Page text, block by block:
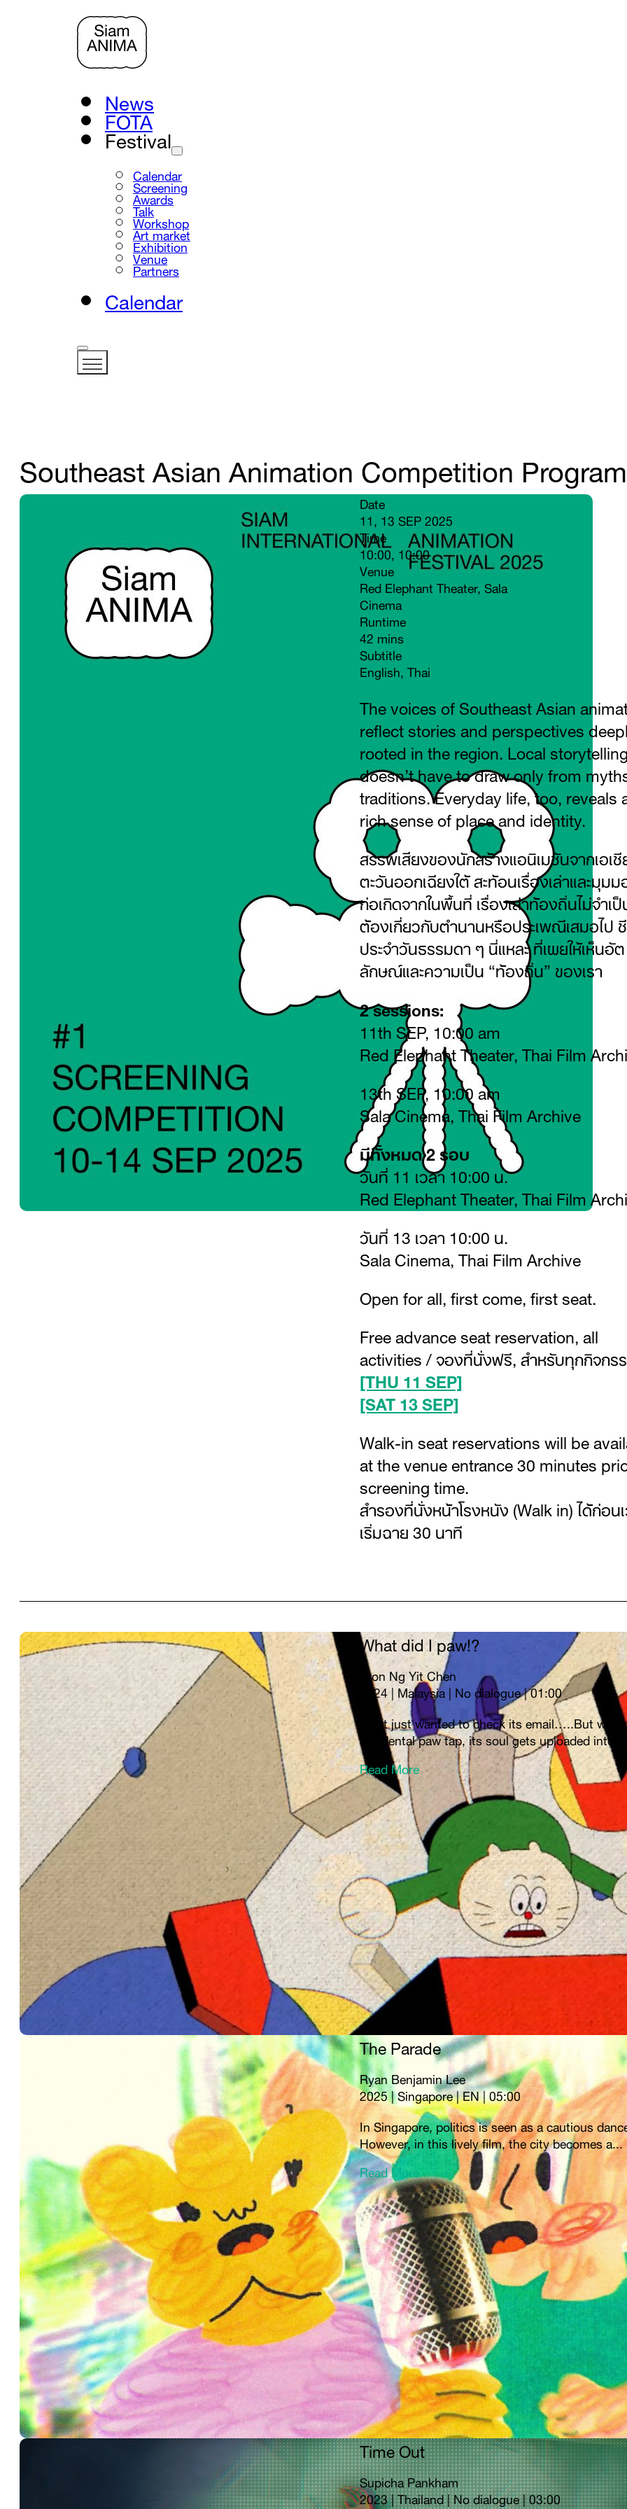
News
FOTA
Festival
Calendar
Screening
Awards
Talk
Workshop
Art market
Exhibition
Venue
Partners
Calendar
Southeast Asian Animation Competition
Date
11, 13 SEP 2025
Time
10:00, 10:00
Venue
Red Elephant Theater, Sala
Cinema
Runtime
42 mins
Subtitle
English, Thai
The voices of Southeast Asian
reflect stories and perspectives
rooted in the region. Local
doesn’t have to draw only from
traditions. Everyday life, too, reveals
rich sense of place and identity.
สรรพเสียงของนักสร้างแอนิเมชันจากเอเ
ตะวันออกเฉียงใต้ สะท้อนเรื่องเล่าและมุม
ก่อเกิดจากในพื้นที่ เรื่องเล่าท้องถิ่นไม่จำเ
ต้องเกี่ยวกับตำนานหรือประเพณีเสมอไป
ประจำวันธรรมดา ๆ นี่แหละ ที่เผยให้เห็นอัต
ลักษณ์และความเป็น “ท้องถิ่น” ของเรา
2 sessions:
11th SEP, 10:00 am
Red Elephant Theater, Thai Film
13th SEP, 10:00 am
Sala Cinema, Thai Film Archive
มีทั้งหมด 2 รอบ
วันที่ 11 เวลา 10:00 น.
Red Elephant Theater, Thai Film
วันที่ 13 เวลา 10:00 น.
Sala Cinema, Thai Film Archive
Open for all, first come, first seat.
Free advance seat reservation, all
activities / จองที่นั่งฟรี, สำหรับทุกกิจกร
[THU 11 SEP]
[SAT 13 SEP]
Walk-in seat reservations will be
at the venue entrance 30 minutes
screening time.
สำรองที่นั่งหน้าโรงหนัง (Walk in) ได้ก่อน
เริ่มฉาย 30 นาที
What did I paw!?
Aron Ng Yit Chen
2024 | Malaysia | No dialogue | 01:00
A cat just wanted to check its email…..But with
accidental paw tap, its soul gets uploaded into...
Read More
The Parade
Ryan Benjamin Lee
2025 | Singapore | EN | 05:00
In Singapore, politics is seen as a cautious
However, in this lively film, the city becomes a...
Read More
Time Out
Supicha Pankham
2023 | Thailand | No dialogue | 03:00